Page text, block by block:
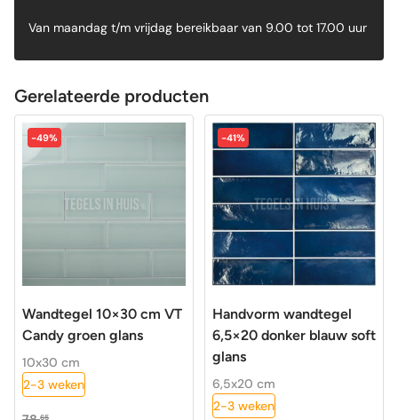
Van maandag t/m vrijdag bereikbaar van 9.00 tot 17.00 uur
Gerelateerde producten
-49%
Wandtegel 10×30 cm VT
Candy groen glans
10x30 cm
2-3 weken
65
-41%
Handvorm wandtegel
6,5×20 donker blauw soft
glans
6,5x20 cm
2-3 weken